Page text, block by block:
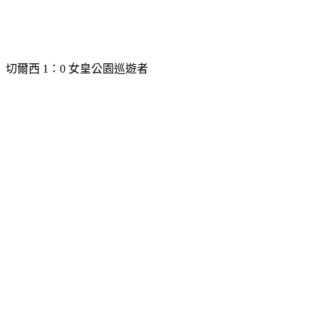
切爾西 1：0 女皇公園巡遊者